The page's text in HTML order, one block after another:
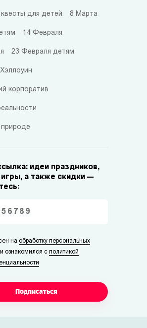
для детей 8 Марта
14 Февраля
23 Февраля детям
Хэллоуин
корпоратив
идеи праздников,
а также скидки —
на обработку персональных
и ознакомился с политикой
Подписаться